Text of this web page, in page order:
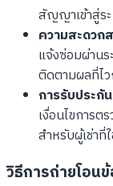
สัญญาเข้าสู่ร
ความสะดวก
แจ้งซ่อมผ่าน
ติดตามผลที่ไ
การรับประกั
เงื่อนไขการต
สำหรับผู้เช่า
วิธีการถ่ายโอน